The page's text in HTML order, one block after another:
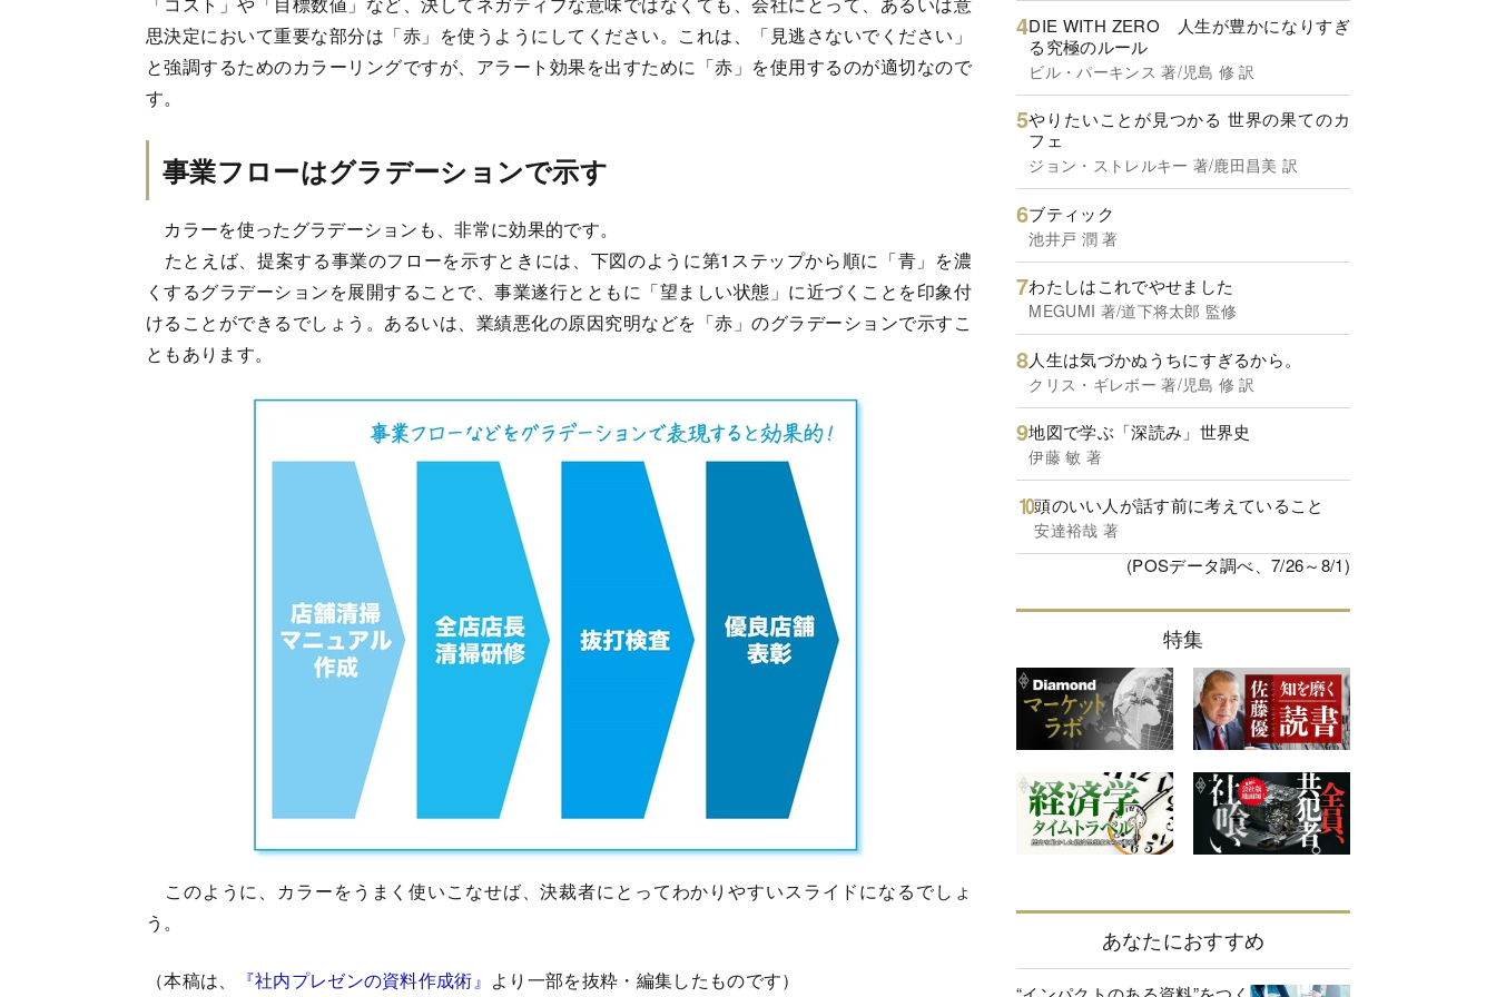
思決定において重要な部分は「赤」を使うようにしてください。これは、「見逃さないでください」
と強調するためのカラーリングですが、アラート効果を出すために「赤」を使用するのが適切なので
す。
事業フローはグラデーションで示す
カラーを使ったグラデーションも、非常に効果的です。
たとえば、提案する事業のフローを示すときには、下図のように第1ステップから順に「青」を濃
くするグラデーションを展開することで、事業遂行とともに「望ましい状態」に近づくことを印象付
けることができるでしょう。あるいは、業績悪化の原因究明などを「赤」のグラデーションで示すこ
ともあります。
このように、カラーをうまく使いこなせば、決裁者にとってわかりやすいスライドになるでしょ
う。
（本稿は、 『社内プレゼンの資料作成術』 より一部を抜粋・編集したものです）
DIE WITH ZERO 人生が豊かになりすぎ
る究極のルール
ビル・パーキンス 著/児島 修 訳
やりたいことが見つかる 世界の果てのカ
フェ
ジョン・ストレルキー 著/鹿田昌美 訳
ブティック
池井戸 潤 著
わたしはこれでやせました
MEGUMI 著/道下将太郎 監修
人生は気づかぬうちにすぎるから。
クリス・ギレボー 著/児島 修 訳
地図で学ぶ「深読み」世界史
伊藤 敏 著
頭のいい人が話す前に考えていること
安達裕哉 著
(POSデータ調べ、7/26～8/1)
特集
あなたにおすすめ